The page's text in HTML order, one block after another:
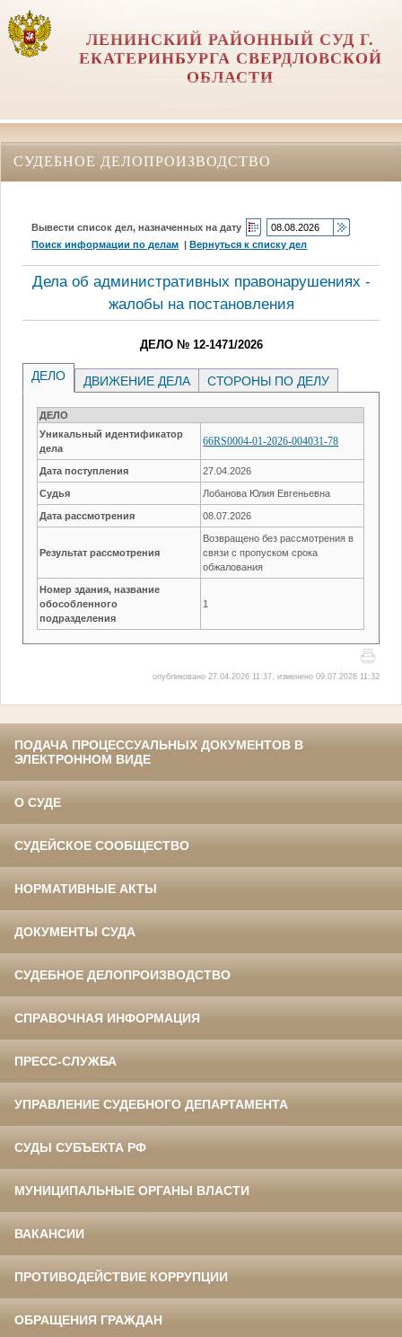
ЛЕНИНСКИЙ РАЙОННЫЙ СУД Г.
ЕКАТЕРИНБУРГА СВЕРДЛОВСКОЙ
ОБЛАСТИ
СУДЕБНОЕ ДЕЛОПРОИЗВОДСТВО
Вывести список дел, назначенных на дату
Поиск информации по делам |Вернуться к списку дел
Дела об административных правонарушениях -
жалобы на постановления
ДЕЛО № 12-1471/2026
ДЕЛО ДВИЖЕНИЕ ДЕЛА СТОРОНЫ ПО ДЕЛУ
ДЕЛО
Уникальный идентификатор
дела
66RS0004-01-2026-004031-78
Дата поступления 27.04.2026
Судья Лобанова Юлия Евгеньевна
Дата рассмотрения 08.07.2026
Результат рассмотрения
Возвращено без рассмотрения в
связи с пропуском срока
обжалования
Номер здания, название
обособленного
подразделения
1
опубликовано 27.04.2026 11:37, изменено 09.07.2026 11:32
ПОДАЧА ПРОЦЕССУАЛЬНЫХ ДОКУМЕНТОВ В
ЭЛЕКТРОННОМ ВИДЕ
О СУДЕ
СУДЕЙСКОЕ СООБЩЕСТВО
НОРМАТИВНЫЕ АКТЫ
ДОКУМЕНТЫ СУДА
СУДЕБНОЕ ДЕЛОПРОИЗВОДСТВО
СПРАВОЧНАЯ ИНФОРМАЦИЯ
ПРЕСС-СЛУЖБА
УПРАВЛЕНИЕ СУДЕБНОГО ДЕПАРТАМЕНТА
СУДЫ СУБЪЕКТА РФ
МУНИЦИПАЛЬНЫЕ ОРГАНЫ ВЛАСТИ
ВАКАНСИИ
ПРОТИВОДЕЙСТВИЕ КОРРУПЦИИ
ОБРАЩЕНИЯ ГРАЖДАН